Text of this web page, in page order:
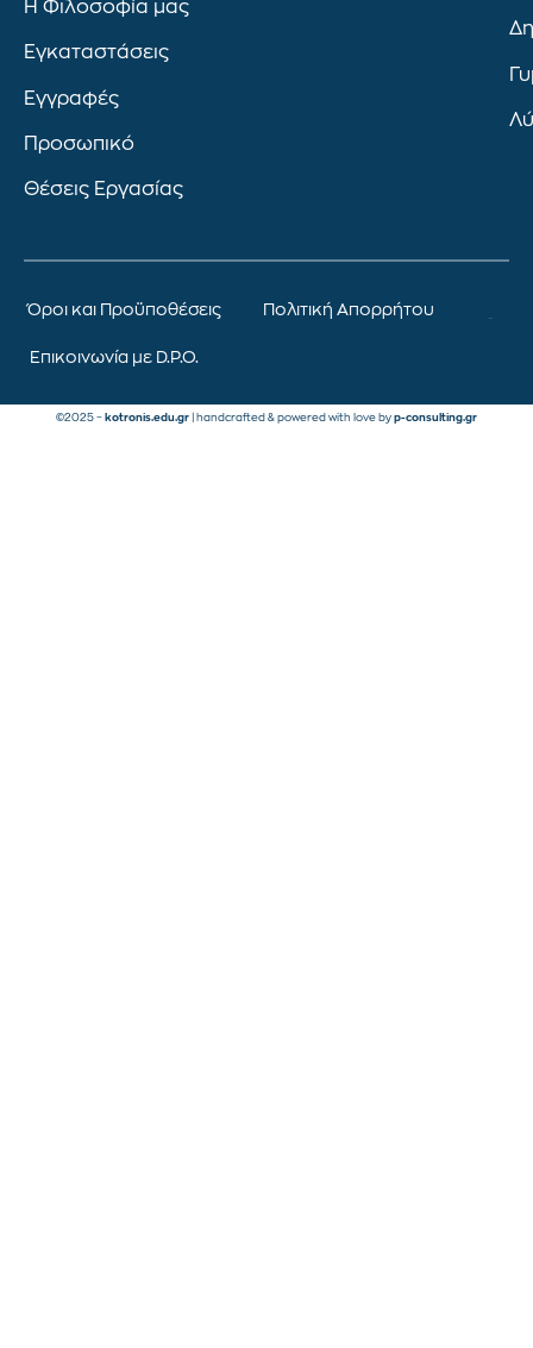
Η Φιλοσοφία μας
Εγκαταστάσεις
Εγγραφές
Προσωπικό
Θέσεις Εργασίας
Όροι και Προϋποθέσεις Πολιτική Απορρήτου
Επικοινωνία με D.P.O.
©2025 – kotronis.edu.gr | handcrafted & powered with love by p-consulting.gr